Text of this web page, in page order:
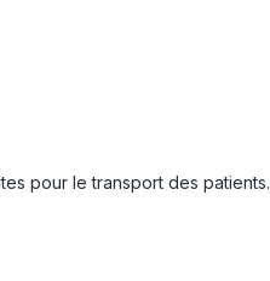
pour le transport des patients.